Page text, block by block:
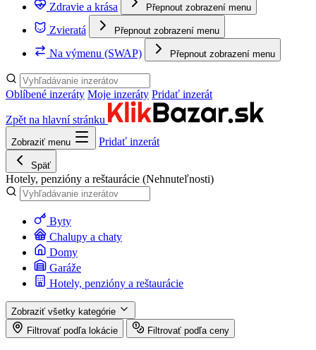
Zdravie a krása Přepnout zobrazení menu
Zvieratá Přepnout zobrazení menu
Na výmenu (SWAP) Přepnout zobrazení menu
Oblíbené inzeráty Moje inzeráty Pridať inzerát
Zpět na hlavní stránku
Zobraziť menu Pridať inzerát
Späť
Hotely, penzióny a reštaurácie (Nehnuteľnosti)
Byty
Chalupy a chaty
Domy
Garáže
Hotely, penzióny a reštaurácie
Zobraziť všetky kategórie
Filtrovať podľa lokácie
Filtrovať podľa ceny